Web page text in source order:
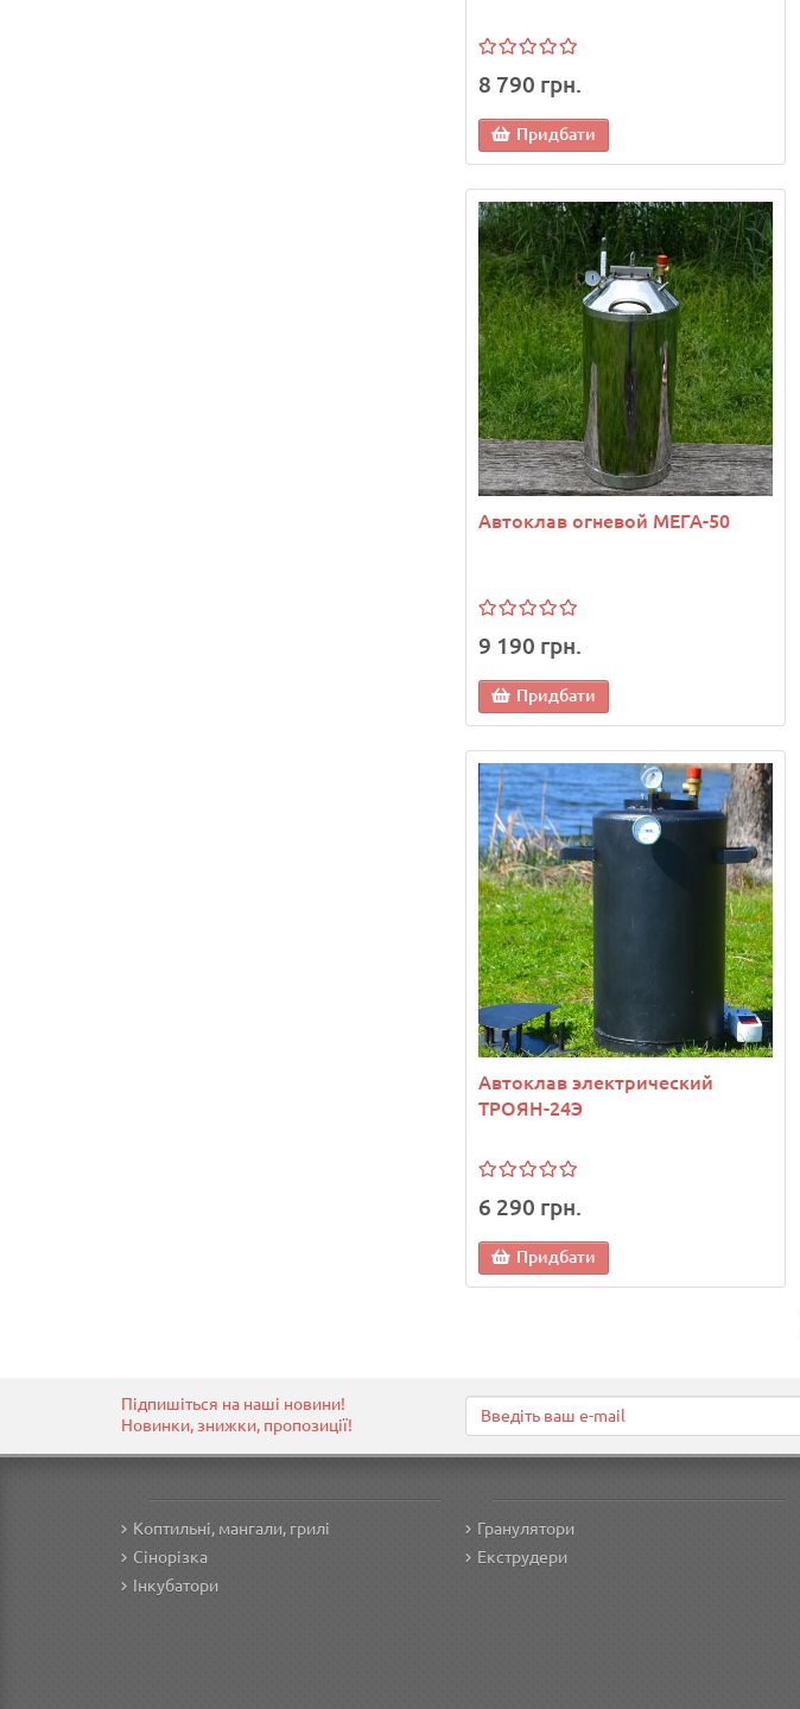
8 790 грн.
Придбати
Автоклав огневой МЕГА-50
9 190 грн.
Придбати
Автоклав электрический
ТРОЯН-24Э
6 290 грн.
Придбати
Підпишіться на наші новини!
Новинки, знижки, пропозиції!
Коптильні, мангали, грилі
Сінорізка
Інкубатори
Гранулятори
Екструдери